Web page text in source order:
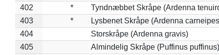
402
*
Tyndnæbbet Skråpe (Ardenna
403
*
Lysbenet Skråpe (Ardenna
404
Storskråpe (Ardenna gravis)
405
Almindelig Skråpe (Puffinus puffinus)